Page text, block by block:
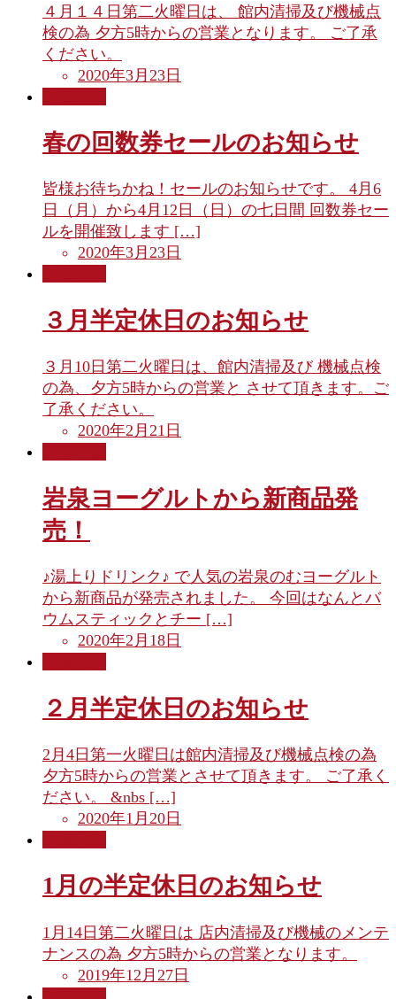
４月１４日第二火曜日は、 館内清掃及び機械点
検の為 夕方5時からの営業となります。 ご了承
ください。
2020年3月23日
春の回数券セールのお知らせ
皆様お待ちかね！セールのお知らせです。 4月6
日（月）から4月12日（日）の七日間 回数券セー
ルを開催致します […]
2020年3月23日
３月半定休日のお知らせ
３月10日第二火曜日は、館内清掃及び 機械点検
の為、夕方5時からの営業と させて頂きます。ご
了承ください。
2020年2月21日
岩泉ヨーグルトから新商品発
売！
♪湯上りドリンク♪ で人気の岩泉のむヨーグルト
から新商品が発売されました。 今回はなんとバ
ウムスティックとチー […]
2020年2月18日
２月半定休日のお知らせ
2月4日第一火曜日は館内清掃及び機械点検の為
夕方5時からの営業とさせて頂きます。 ご了承く
ださい。 &nbs […]
2020年1月20日
1月の半定休日のお知らせ
1月14日第二火曜日は 店内清掃及び機械のメンテ
ナンスの為 夕方5時からの営業となります。
2019年12月27日